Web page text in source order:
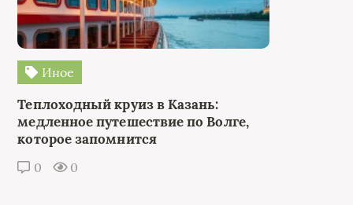
Иное
Теплоходный круиз в Казань:
медленное путешествие по Волге,
которое запомнится
0 0